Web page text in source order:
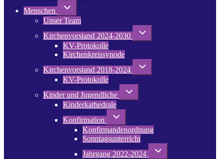
Menschen
Unternavigation
Menschen
Unser Team
Kirchenvorstand 2024-2030
Unternavigation
2030
KV-Protokolle
Kirchenkreissynode
Kirchenvorstand 2018-2024
Unternavigation
2018-
KV-Protokolle
Kinder und Jugendliche
Unternavigation
und
Kinderkathedrale
Konfirmation
Unternavigation
Konfirmation
Konfirmandenordnung
Sonntagsunterricht
Jahrgang 2022-2024
Unternavigation